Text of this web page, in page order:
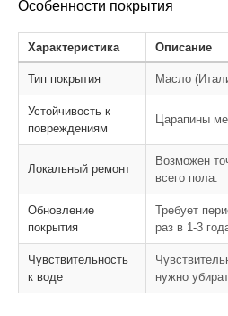
Особенности покрытия
Характеристика Описание
Тип покрытия Масло
Устойчивость к
повреждениям
Царапины
Локальный ремонт
Возможен
всего пола.
Обновление
покрытия
Требует
раз в 1-3
Чувствительность
к воде
нужно